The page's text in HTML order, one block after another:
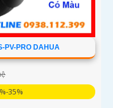
PV-PRO DAHUA
35%